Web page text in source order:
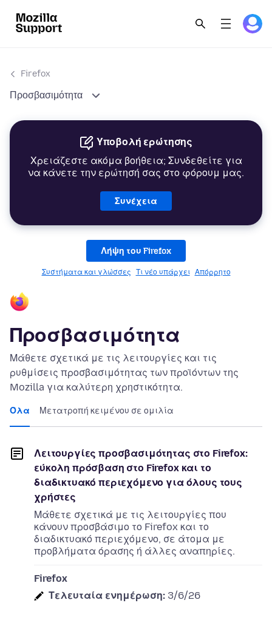
Firefox
Προσβασιμότητα
Υποβολή ερώτησης
Χρειάζεστε ακόμα βοήθεια; Συνδεθείτε για
να κάνετε την ερώτησή σας στο φόρουμ μας.
Συνέχεια
Λήψη του Firefox
Συστήματα και γλώσσες Τι νέο υπάρχει Απόρρητο
Προσβασιμότητα
Μάθετε σχετικά με τις λειτουργίες και τις
ρυθμίσεις προσβασιμότητας των προϊόντων της
Mozilla για καλύτερη χρηστικότητα.
Όλα Μετατροπή κειμένου σε ομιλία
Λειτουργίες προσβασιμότητας στο Firefox:
εύκολη πρόσβαση στο Firefox και το
διαδικτυακό περιεχόμενο για όλους τους
χρήστες
Μάθετε σχετικά με τις λειτουργίες που
κάνουν προσβάσιμο το Firefox και το
διαδικτυακό περιεχόμενο, σε άτομα με
προβλήματα όρασης ή άλλες αναπηρίες.
Firefox
Τελευταία ενημέρωση: 3/6/26